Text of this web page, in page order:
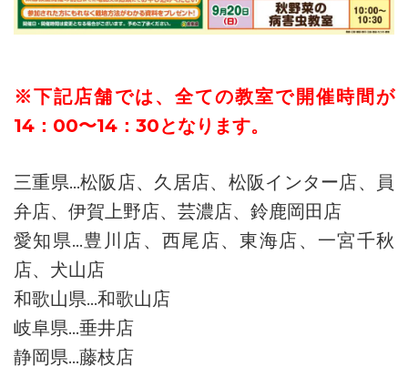
※下記店舗では、全ての教室で開催時間が
14：00〜14：30となります。
三重県…松阪店、久居店、松阪インター店、員
弁店、伊賀上野店、芸濃店、鈴鹿岡田店
愛知県…豊川店、西尾店、東海店、一宮千秋
店、犬山店
和歌山県…和歌山店
岐阜県…垂井店
静岡県…藤枝店